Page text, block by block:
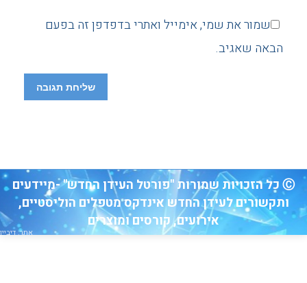
שמור את שמי, אימייל ואתרי בדפדפן זה בפעם
הבאה שאגיב.
שליחת תגובה
Ⓒ כל הזכויות שמורות "פורטל העידן החדש" -מיידעים
ותקשורים לעידן החדש אינדקס מטפלים הוליסטיים,
אירועים, קורסים ומוצרים
אתר: דיביין